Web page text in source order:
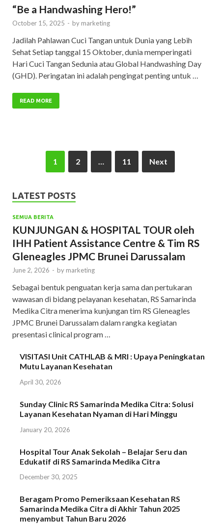
“Be a Handwashing Hero!”
October 15, 2025 - by marketing
Jadilah Pahlawan Cuci Tangan untuk Dunia yang Lebih
Sehat Setiap tanggal 15 Oktober, dunia memperingati
Hari Cuci Tangan Sedunia atau Global Handwashing Day
(GHD). Peringatan ini adalah pengingat penting untuk …
READ MORE
1 2 … 11 Next
LATEST POSTS
SEMUA BERITA
KUNJUNGAN & HOSPITAL TOUR oleh
IHH Patient Assistance Centre & Tim RS
Gleneagles JPMC Brunei Darussalam
June 2, 2026 - by marketing
Sebagai bentuk penguatan kerja sama dan pertukaran
wawasan di bidang pelayanan kesehatan, RS Samarinda
Medika Citra menerima kunjungan tim RS Gleneagles
JPMC Brunei Darussalam dalam rangka kegiatan
presentasi clinical program …
VISITASI Unit CATHLAB & MRI : Upaya Peningkatan
Mutu Layanan Kesehatan
April 30, 2026
Sunday Clinic RS Samarinda Medika Citra: Solusi
Layanan Kesehatan Nyaman di Hari Minggu
January 20, 2026
Hospital Tour Anak Sekolah – Belajar Seru dan
Edukatif di RS Samarinda Medika Citra
December 30, 2025
Beragam Promo Pemeriksaan Kesehatan RS
Samarinda Medika Citra di Akhir Tahun 2025
menyambut Tahun Baru 2026